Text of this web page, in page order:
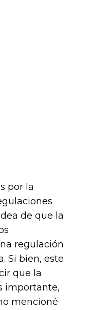
por la
de que la
regulación
Si bien, este
que la
importante,
mencioné